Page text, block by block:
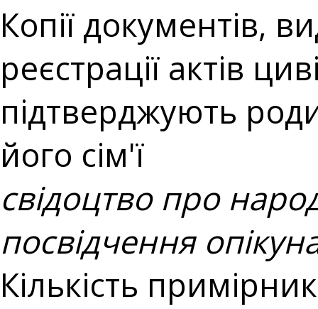
Копії документів,
реєстрації актів
підтверджують
його сім'ї
свідоцтво про
посвідчення
Кількість